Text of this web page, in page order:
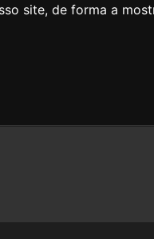
site, de forma a
fr it ja pt ru tr